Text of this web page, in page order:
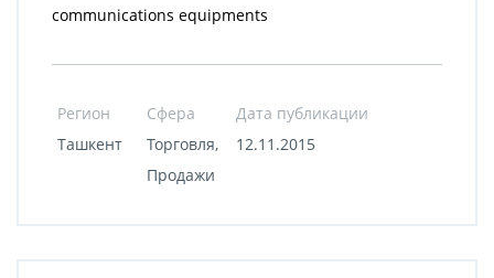
communications equipments
Регион Сфера
Дата публикации
Ташкент
Торговля,
Продажи
12.11.2015